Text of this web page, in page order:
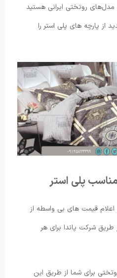
مدل‌های روتختی ایرانی هستید
از پارچه های پلی استر را
پلی استر
قیمت های بی واسطه از
طریق شرکت پاندا برای هر
برای شما از طریق این